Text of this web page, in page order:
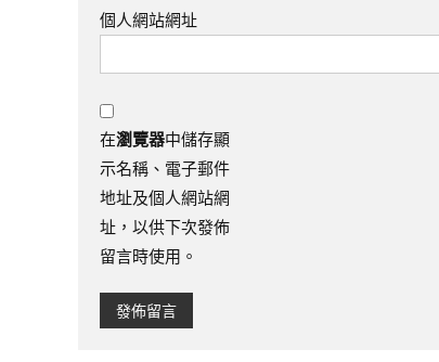
個人網站網址
在瀏覽器中儲存顯
示名稱、電子郵件
地址及個人網站網
址，以供下次發佈
留言時使用。